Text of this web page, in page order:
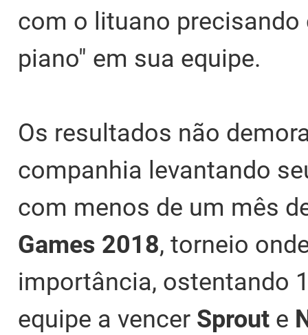
com o lituano precisando
piano" em sua equipe.
Os resultados não
companhia levantando
com menos de um mês
Games 2018, torneio
importância, ostentando
equipe a vencer Sprout e